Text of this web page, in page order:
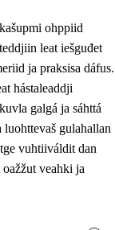
ohppiid
leat iešguđet
ja praksisa dáfus.
hástaleaddji
galgá ja sáhttá
gulahallan
vuhtiiváldit dan
veahki ja